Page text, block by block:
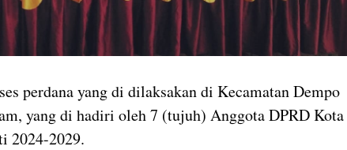
perdana yang di dilaksakan di Kecamatan Dempo
yang di hadiri oleh 7 (tujuh) Anggota DPRD Kota
2024-2029.